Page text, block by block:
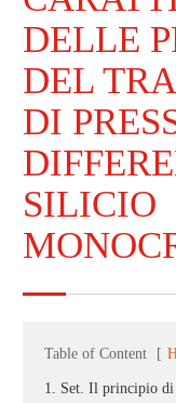
DELLE
DEL
DI
SILICIO
Table of Content [
1. Set. Il principio di